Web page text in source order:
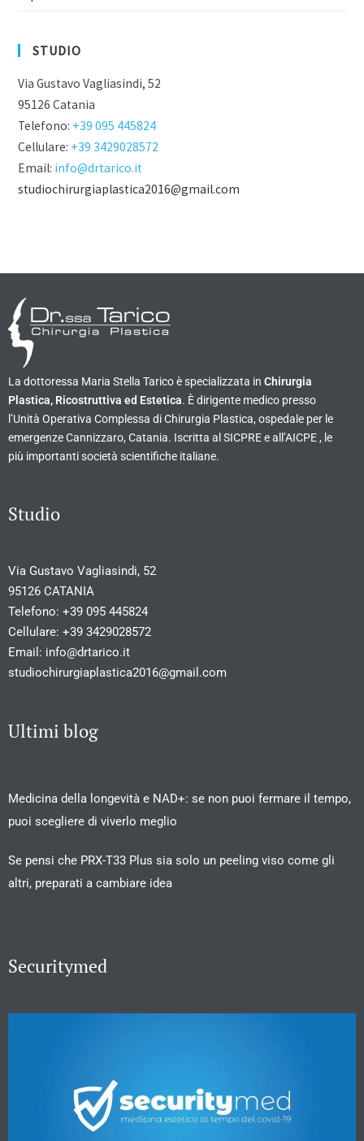
STUDIO
Via Gustavo Vagliasindi, 52
95126 Catania
Telefono: +39 095 445824
Cellulare: +39 3429028572
Email: info@drtarico.it
studiochirurgiaplastica2016@gmail.com
La dottoressa Maria Stella Tarico è specializzata in Chirurgia
Plastica, Ricostruttiva ed Estetica. È dirigente medico presso
l’Unità Operativa Complessa di Chirurgia Plastica, ospedale per le
emergenze Cannizzaro, Catania. Iscritta al SICPRE e all’AICPE , le
più importanti società scientifiche italiane.
Studio
Via Gustavo Vagliasindi, 52
95126 CATANIA
Telefono: +39 095 445824
Cellulare: +39 3429028572
Email: info@drtarico.it
studiochirurgiaplastica2016@gmail.com
Ultimi blog
Medicina della longevità e NAD+: se non puoi fermare il tempo,
puoi scegliere di viverlo meglio
Se pensi che PRX-T33 Plus sia solo un peeling viso come gli
altri, preparati a cambiare idea
Securitymed